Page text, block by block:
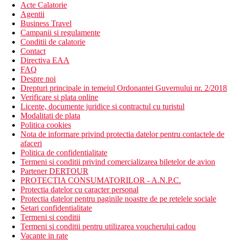
Acte Calatorie
Agentii
Business Travel
Campanii si regulamente
Conditii de calatorie
Contact
Directiva EAA
FAQ
Despre noi
Drepturi principale in temeiul Ordonantei Guvernului nr. 2/2018
Verificare si plata online
Licente, documente juridice si contractul cu turistul
Modalitati de plata
Politica cookies
Nota de informare privind protectia datelor pentru contactele de
afaceri
Politica de confidentialitate
Termeni si conditii privind comercializarea biletelor de avion
Partener DERTOUR
PROTECTIA CONSUMATORILOR - A.N.P.C.
Protectia datelor cu caracter personal
Protectia datelor pentru paginile noastre de pe retelele sociale
Setari confidentialitate
Termeni si conditii
Termeni si conditii pentru utilizarea voucherului cadou
Vacante in rate